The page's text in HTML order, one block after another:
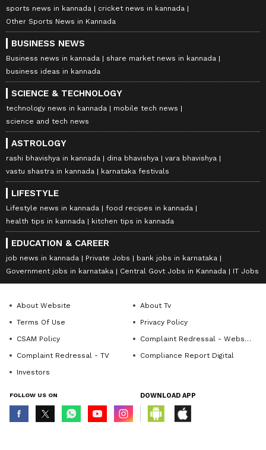
sports news in kannada
cricket news in kannada
Other Sports News in Kannada
BUSINESS NEWS
Business news in kannada
share market news in kannada
business ideas in kannada
SCIENCE & TECHNOLOGY
technology news in kannada
mobile tech news
science and tech news
ASTROLOGY
rashi bhavishya in kannada dina bhavishya
vara bhavishya
vastu shastra in kannada
karnataka festivals
LIFESTYLE
Lifestyle news in kannada
food recipes in kannada
health tips in kannada
kitchen tips in kannada
EDUCATION & CAREER
job news in kannada Private Jobs
bank jobs in karnataka
Government jobs in karnataka
Central Govt Jobs in Kannada IT Jobs
About Website
About Tv
Terms Of Use
Privacy Policy
CSAM Policy
Complaint Redressal - Website
Complaint Redressal - TV
Compliance Report Digital
Investors
FOLLOW US ON DOWNLOAD APP